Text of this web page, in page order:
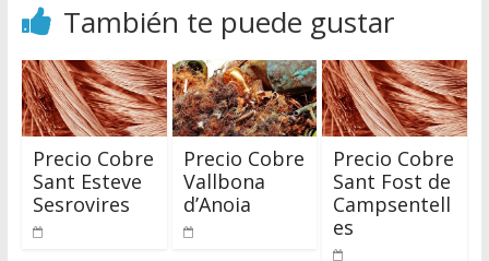
También te puede gustar
Precio Cobre
Sant Esteve
Sesrovires
Precio Cobre
Vallbona
d’Anoia
Precio Cobre
Sant Fost de
Campsentell
es